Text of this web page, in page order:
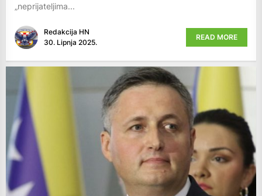
„neprijateljima...
Redakcija HN
30. Lipnja 2025.
READ MORE